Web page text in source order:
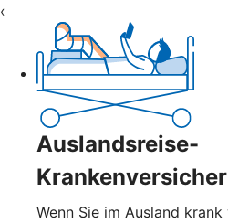
‹
Auslandsreise-
Wenn Sie im Ausland